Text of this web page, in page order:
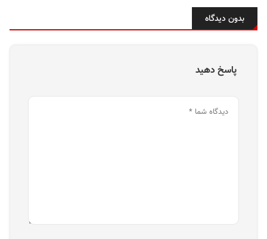
بدون دیدگاه
پاسخ دهید